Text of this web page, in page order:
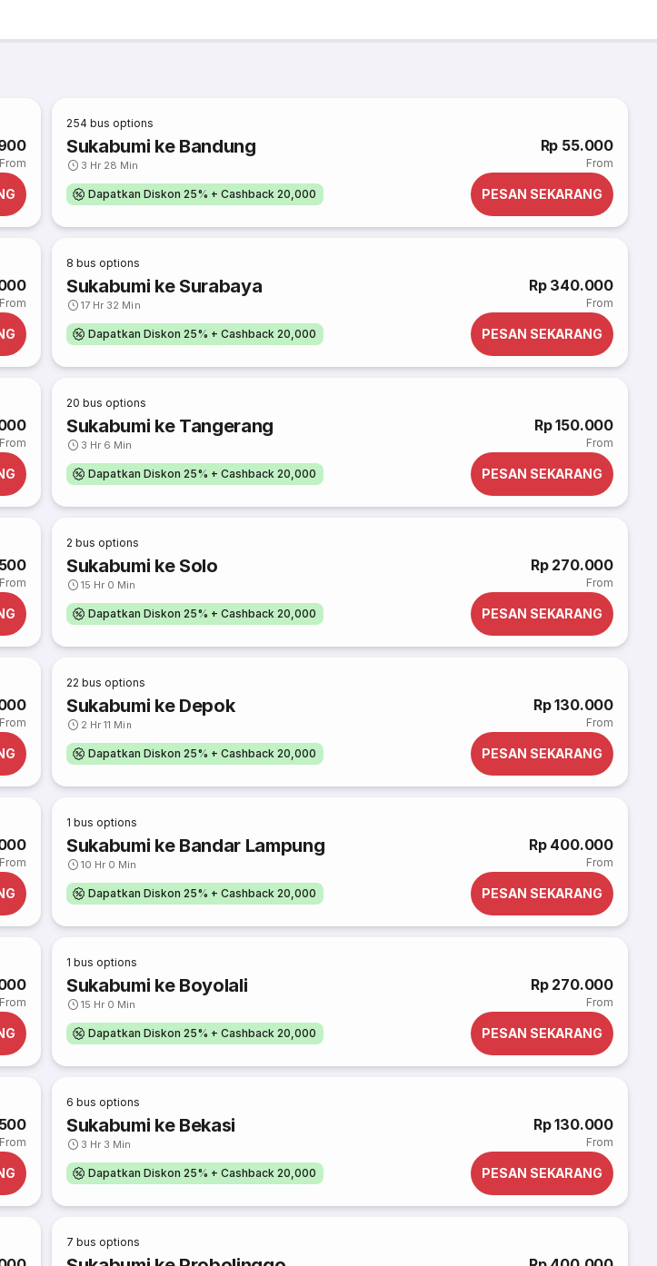
From
254 bus options
Sukabumi ke Bandung
3 Hr 28 Min
Rp 55.000
From
Dapatkan Diskon 25% + Cashback 20,000 PESAN SEKARANG
From
8 bus options
Sukabumi ke Surabaya
17 Hr 32 Min
Rp 340.000
From
Dapatkan Diskon 25% + Cashback 20,000 PESAN SEKARANG
From
20 bus options
Sukabumi ke Tangerang
3 Hr 6 Min
Rp 150.000
From
Dapatkan Diskon 25% + Cashback 20,000 PESAN SEKARANG
From
2 bus options
Sukabumi ke Solo
15 Hr 0 Min
Rp 270.000
From
Dapatkan Diskon 25% + Cashback 20,000 PESAN SEKARANG
From
22 bus options
Sukabumi ke Depok
2 Hr 11 Min
Rp 130.000
From
Dapatkan Diskon 25% + Cashback 20,000 PESAN SEKARANG
From
1 bus options
Sukabumi ke Bandar Lampung
10 Hr 0 Min
Rp 400.000
From
Dapatkan Diskon 25% + Cashback 20,000 PESAN SEKARANG
From
1 bus options
Sukabumi ke Boyolali
15 Hr 0 Min
Rp 270.000
From
Dapatkan Diskon 25% + Cashback 20,000 PESAN SEKARANG
From
6 bus options
Sukabumi ke Bekasi
3 Hr 3 Min
Rp 130.000
From
Dapatkan Diskon 25% + Cashback 20,000 PESAN SEKARANG
7 bus options